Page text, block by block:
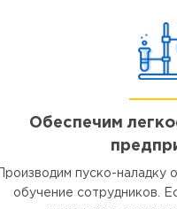
Обеспечим
Производим пуско-наладку
обучение сотрудников.